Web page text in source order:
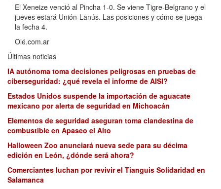
El Xeneize venció al Pincha 1-0. Se viene Tigre-Belgrano y el
jueves estará Unión-Lanús. Las posiciones y cómo se juega
la fecha 4.
Olé.com.ar
Últimas noticias
IA autónoma toma decisiones peligrosas en pruebas de
ciberseguridad: ¿qué revela el informe de AISI?
Estados Unidos suspende la importación de aguacate
mexicano por alerta de seguridad en Michoacán
Elementos de seguridad aseguran toma clandestina de
combustible en Apaseo el Alto
Halloween Zoo anunciará nueva sede para su décima
edición en León, ¿dónde será ahora?
Comerciantes luchan por revivir el Tianguis Solidaridad en
Salamanca